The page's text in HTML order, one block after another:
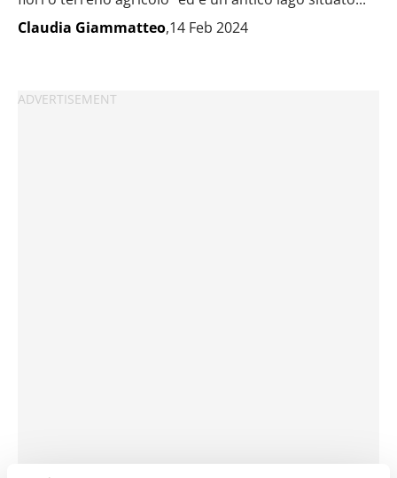
Claudia Giammatteo,14 Feb 2024